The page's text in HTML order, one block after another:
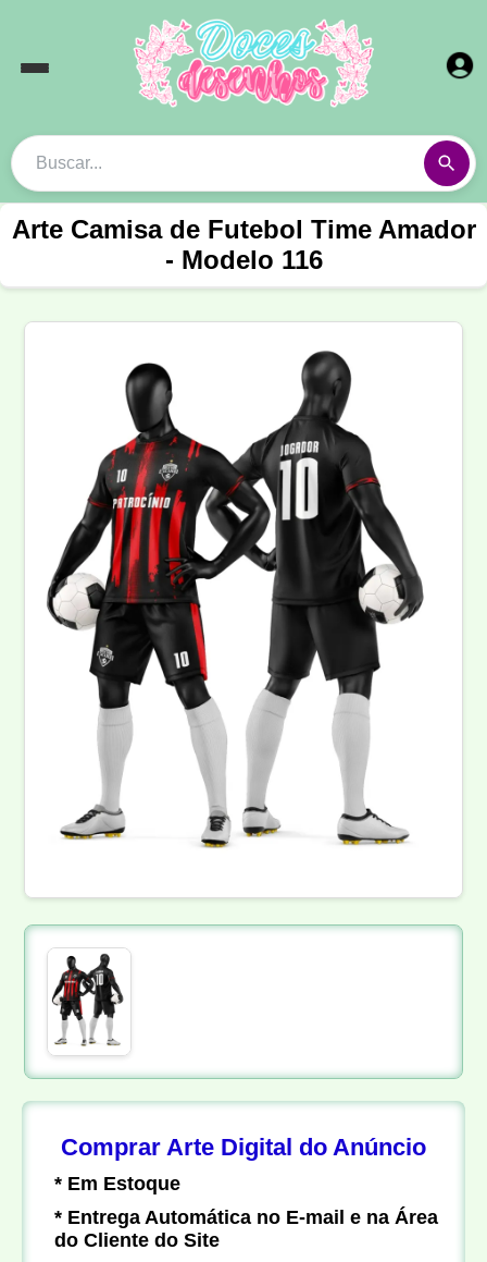
Arte Camisa de Futebol Time Amador
- Modelo 116
Comprar Arte Digital do Anúncio
* Em Estoque
* Entrega Automática no E-mail e na Área
do Cliente do Site